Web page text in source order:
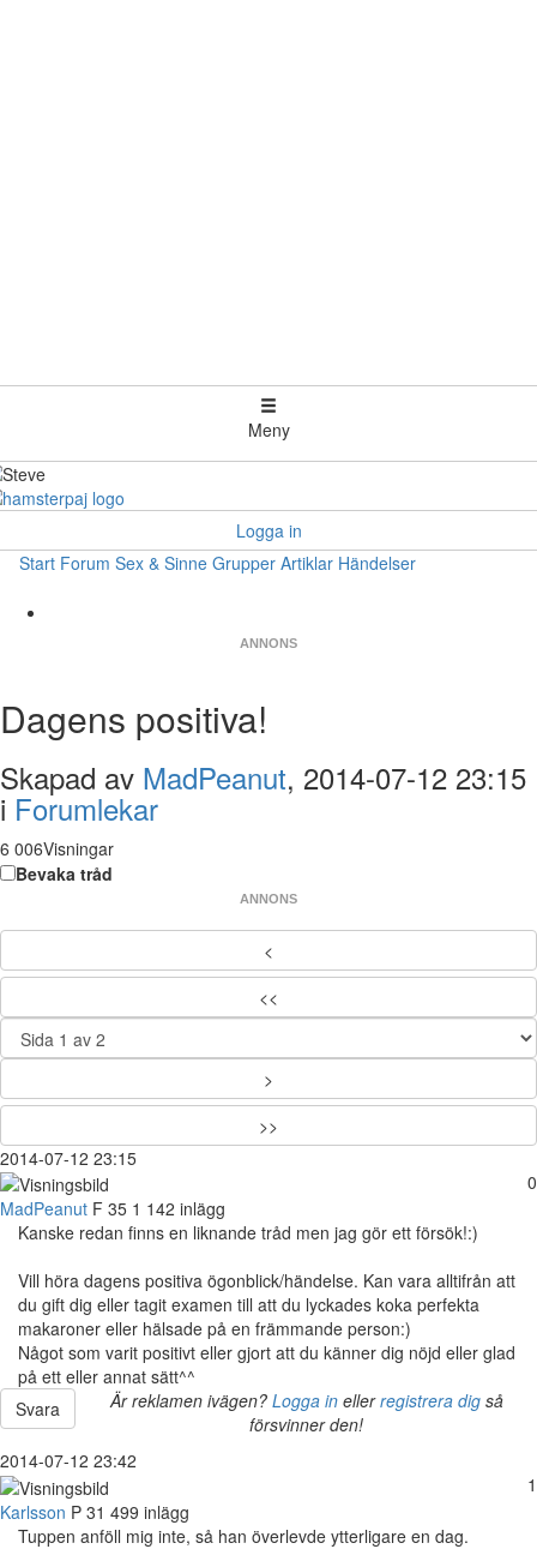
Meny
Logga in
Start Forum Sex & Sinne Grupper Artiklar Händelser
ANNONS
Dagens positiva!
Skapad av MadPeanut, 2014-07-12 23:15
i Forumlekar
6 006Visningar
Bevaka tråd
ANNONS
<
<<
>
>>
2014-07-12 23:15
0
MadPeanut F 35 1 142 inlägg
Kanske redan finns en liknande tråd men jag gör ett försök!:)
Vill höra dagens positiva ögonblick/händelse. Kan vara alltifrån att
du gift dig eller tagit examen till att du lyckades koka perfekta
makaroner eller hälsade på en främmande person:)
Något som varit positivt eller gjort att du känner dig nöjd eller glad
på ett eller annat sätt^^
Svara
Är reklamen ivägen? Logga inellerregistrera digså
försvinner den!
2014-07-12 23:42
1
Karlsson P 31 499 inlägg
Tuppen anföll mig inte, så han överlevde ytterligare en dag.